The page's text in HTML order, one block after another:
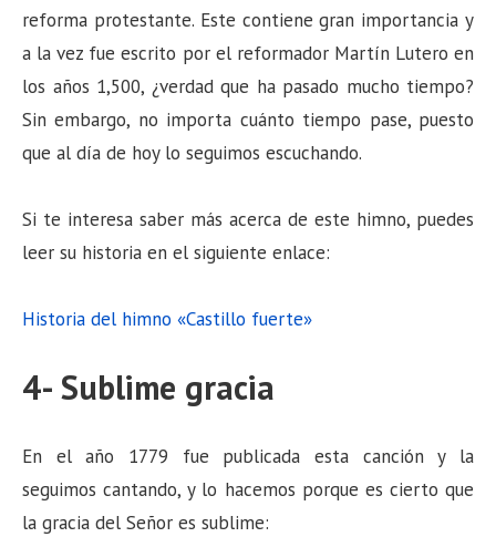
reforma protestante. Este contiene gran importancia y
a la vez fue escrito por el reformador Martín Lutero en
los años 1,500, ¿verdad que ha pasado mucho tiempo?
Sin embargo, no importa cuánto tiempo pase, puesto
que al día de hoy lo seguimos escuchando.
Si te interesa saber más acerca de este himno, puedes
leer su historia en el siguiente enlace:
Historia del himno «Castillo fuerte»
4- Sublime gracia
En el año 1779 fue publicada esta canción y la
seguimos cantando, y lo hacemos porque es cierto que
la gracia del Señor es sublime: